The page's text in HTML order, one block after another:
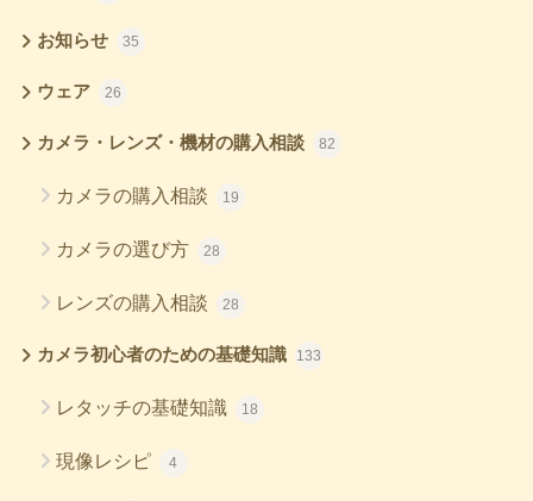
お知らせ 35
ウェア 26
カメラ・レンズ・機材の購入相談 82
カメラの購入相談 19
カメラの選び方 28
レンズの購入相談 28
カメラ初心者のための基礎知識 133
レタッチの基礎知識 18
現像レシピ 4